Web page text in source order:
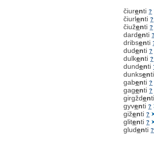
čiurenti?
čiurlenti?
čiuženti?
dardenti?
dribsenti
dudenti?
dulkenti?
dundenti
dunksen
gabenti?
gagenti?
girgžden
gyventi?
giženti?
glitenti?
gludenti?